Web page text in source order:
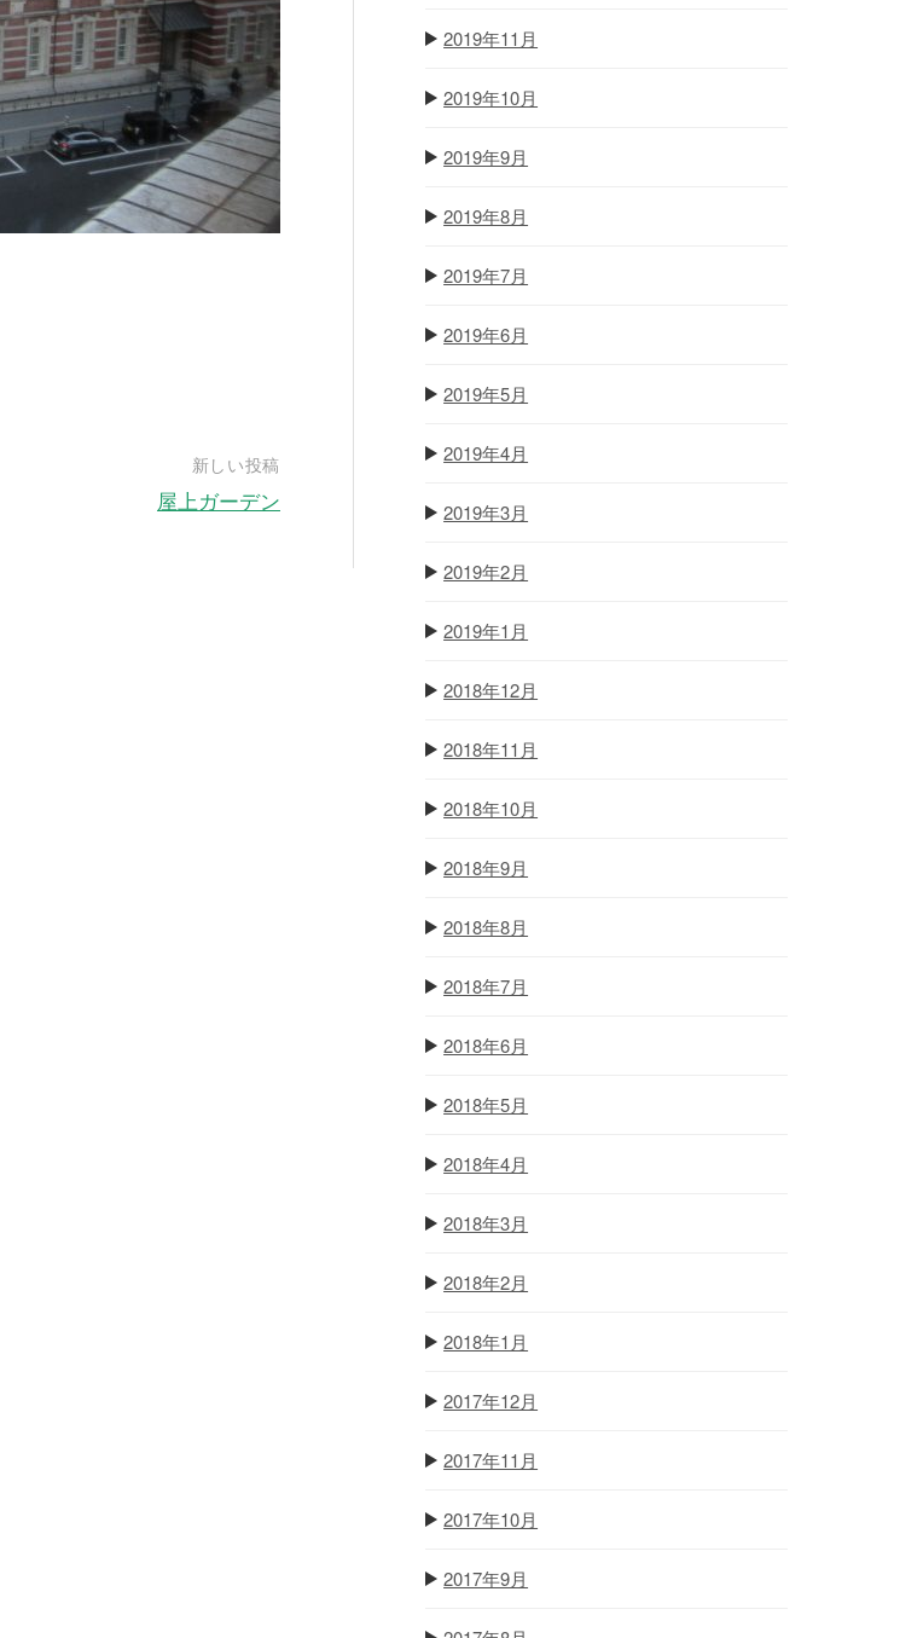
新しい投稿
屋上ガーデン
2019年11月
2019年10月
2019年9月
2019年8月
2019年7月
2019年6月
2019年5月
2019年4月
2019年3月
2019年2月
2019年1月
2018年12月
2018年11月
2018年10月
2018年9月
2018年8月
2018年7月
2018年6月
2018年5月
2018年4月
2018年3月
2018年2月
2018年1月
2017年12月
2017年11月
2017年10月
2017年9月